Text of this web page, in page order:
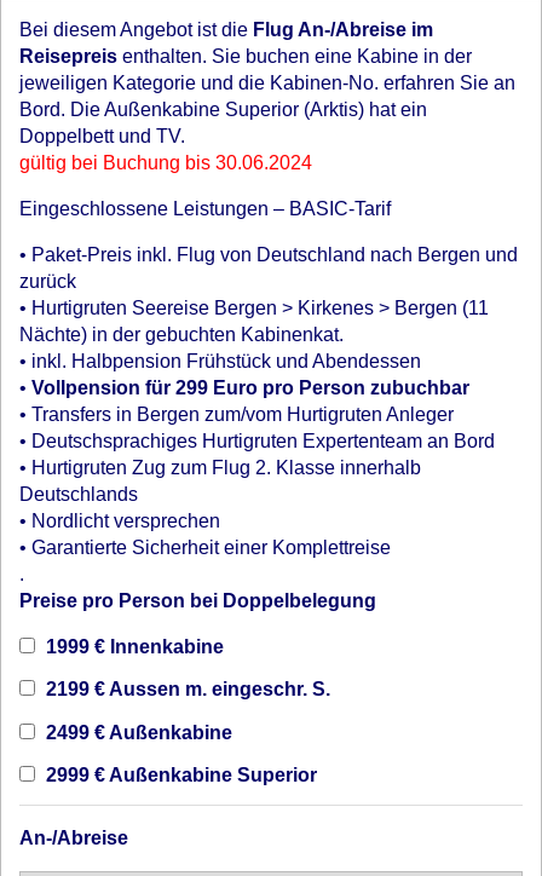
Bei diesem Angebot ist die Flug An-/Abreise im
Reisepreis enthalten. Sie buchen eine Kabine in der
jeweiligen Kategorie und die Kabinen-No. erfahren Sie an
Bord. Die Außenkabine Superior (Arktis) hat ein
Doppelbett und TV.
gültig bei Buchung bis 30.06.2024
Eingeschlossene Leistungen – BASIC-Tarif
• Paket-Preis inkl. Flug von Deutschland nach Bergen und
zurück
• Hurtigruten Seereise Bergen > Kirkenes > Bergen (11
Nächte) in der gebuchten Kabinenkat.
• inkl. Halbpension Frühstück und Abendessen
• Vollpension für 299 Euro pro Person zubuchbar
• Transfers in Bergen zum/vom Hurtigruten Anleger
• Deutschsprachiges Hurtigruten Expertenteam an Bord
• Hurtigruten Zug zum Flug 2. Klasse innerhalb
Deutschlands
• Nordlicht versprechen
• Garantierte Sicherheit einer Komplettreise
.
Preise pro Person bei Doppelbelegung
1999 € Innenkabine
2199 € Aussen m. eingeschr. S.
2499 € Außenkabine
2999 € Außenkabine Superior
An-/Abreise